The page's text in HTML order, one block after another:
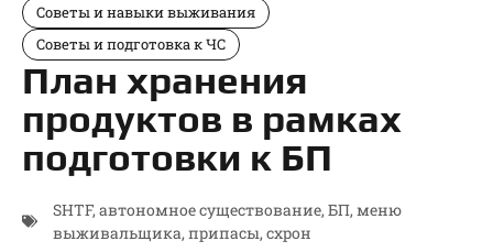
Советы и навыки выживания
Советы и подготовка к ЧС
План хранения
продуктов в рамках
подготовки к БП
SHTF, автономное существование, БП, меню
выживальщика, припасы, схрон